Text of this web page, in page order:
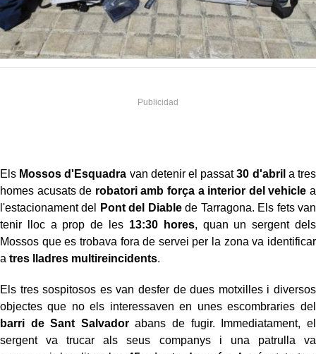
Els Mossos d'Esquadra van detenir el passat30 d'abril a tres
homes acusats de robatori amb força a interior del vehicle a
l'estacionament del
Pont del Diablede Tarragona. Els fets van
tenir lloc a prop de les 13:30 hores, quan un sergent dels
Mossos que es trobava fora de servei per la zona va identificar
a tres lladres multireincidents.
Els tres sospitosos es van desfer de dues motxilles i diversos
objectes que no els interessaven en unes escombraries del
barri de Sant Salvadorabans de fugir. Immediatament, el
sergent va trucar als seus companys i una patrulla va